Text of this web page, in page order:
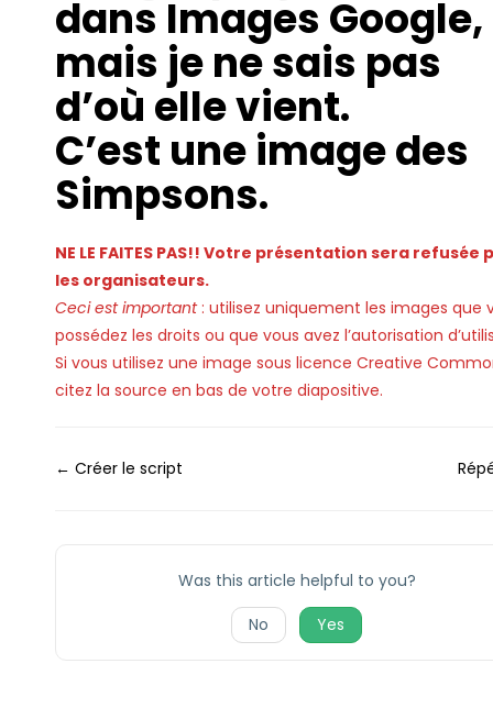
dans Images Google,
mais je ne sais pas
d’où elle vient.
C’est une image des
Simpsons.
NE LE FAITES PAS!! Votre présentation sera refusée
les organisateurs.
Ceci est important: utilisez uniquement les images que
possédez les droits ou que vous avez l’autorisation
Si vous utilisez une image sous licence Creative
citez la source en bas de votre diapositive.
Doc
← Créer le script
Was this article helpful to you?
No
Yes